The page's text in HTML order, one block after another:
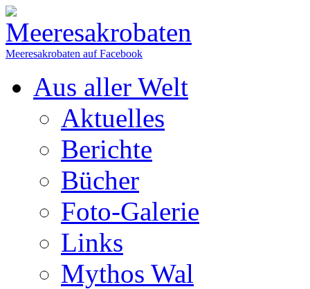
Meeresakrobaten auf Facebook
Aus aller Welt
Aktuelles
Berichte
Bücher
Foto-Galerie
Links
Mythos Wal